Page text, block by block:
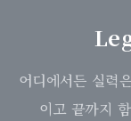
어디에서든 실력
이고 끝까지